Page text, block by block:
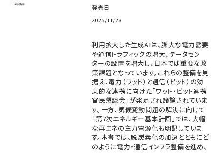
発売日
2025/11/28
利用拡大した生成AIは、膨大な電力需要
や通信トラフィックの増大、データセン
ターの設置を増大し、日本では重要な政
策課題となっています。これらの整備を見
据え、電力（ワット）と通信（ビット）の効
果的な連携に向けた「ワット・ビット連携
官民懇談会」が発足され議論されていま
す。一方、気候変動問題の解決に向けて
「第7次エネルギー基本計画」では、大幅
な再エネの主力電源化も明記していま
す。本書では、脱炭素化の加速とともにど
のように電力・通信インフラ整備を進め、